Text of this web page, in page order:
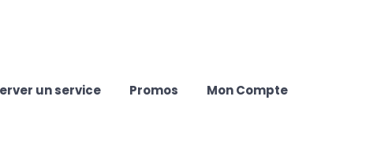
un service Promos Mon Compte